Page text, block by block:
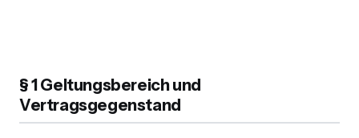
§ 1 Geltungsbereich und
Vertragsgegenstand